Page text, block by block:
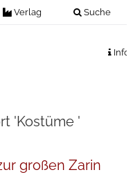
Verlag Suche
Info
'Kostüme '
großen Zarin